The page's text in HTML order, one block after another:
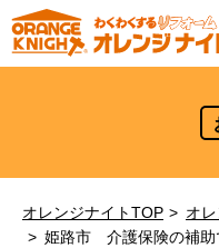
オレンジナイトTOP
オ
姫路市 介護保険の補助